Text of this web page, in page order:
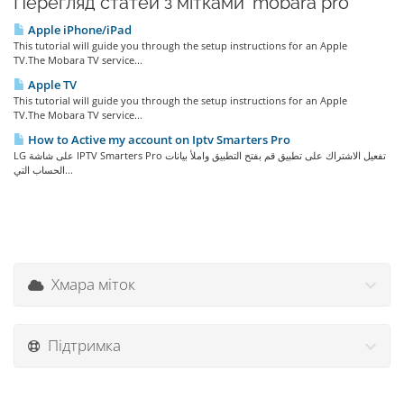
Apple iPhone/iPad
This tutorial will guide you through the setup instructions for an Apple
TV.The Mobara TV service...
Apple TV
This tutorial will guide you through the setup instructions for an Apple
TV.The Mobara TV service...
How to Active my account on Iptv Smarters Pro
LG على شاشة IPTV Smarters Pro تفعيل الاشتراك على تطبيق قم بفتح التطبيق واملأ بيانات
الحساب التي...
Хмара міток
Підтримка